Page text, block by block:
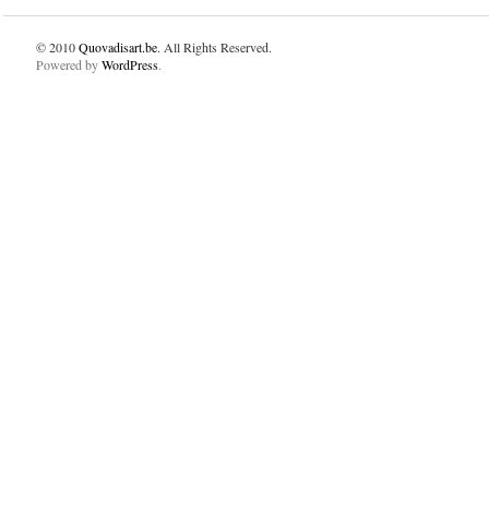
© 2010Quovadisart.be. All Rights Reserved.
Powered byWordPress.